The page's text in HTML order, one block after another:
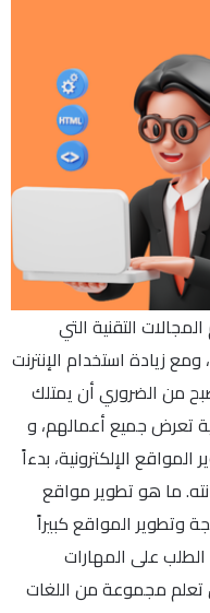
التقنية التي
زيادة استخدام الإنترنت
من الضروري أن يمتلك
تعرض جميع أعمالهم، و
الإلكترونية، بدءاً
ما هو تطوير مواقع
وتطوير المواقع كبيراً
الطلب على المهارات
تعلم مجموعة من اللغات